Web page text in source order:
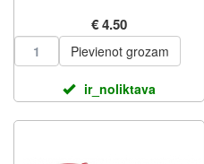
€ 4.50
Pievienot grozam
ir_noliktava